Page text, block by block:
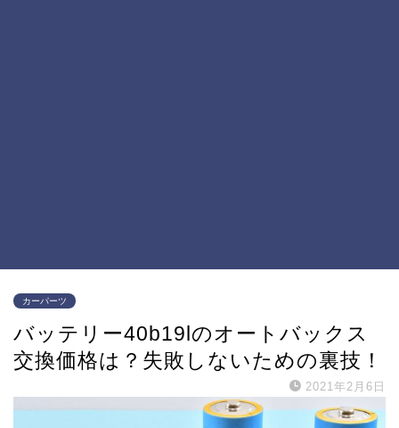
カーパーツ
バッテリー40b19lのオートバックス
交換価格は？失敗しないための裏技！
2021年2月6日